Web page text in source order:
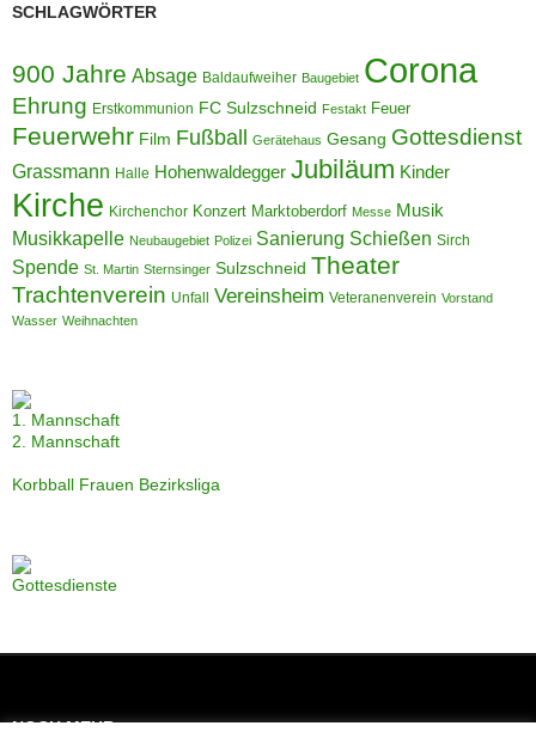
SCHLAGWÖRTER
900 Jahre Absage Baldaufweiher Baugebiet Corona
Ehrung Erstkommunion FC Sulzschneid Festakt Feuer
Feuerwehr Film Fußball Gerätehaus Gesang Gottesdienst
Grassmann Halle Hohenwaldegger Jubiläum Kinder
Kirche Kirchenchor Konzert Marktoberdorf Messe Musik
Musikkapelle Neubaugebiet Polizei Sanierung Schießen Sirch
Spende St. Martin Sternsinger Sulzschneid Theater
Trachtenverein Unfall Vereinsheim Veteranenverein Vorstand
Wasser Weihnachten
1. Mannschaft
2. Mannschaft
Korbball Frauen Bezirksliga
Gottesdienste
NOCH MEHR